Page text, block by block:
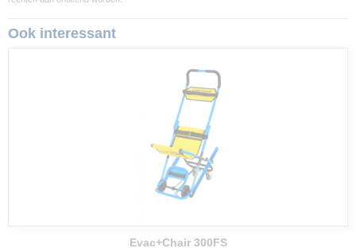
Ook interessant
Evac+Chair 300FS